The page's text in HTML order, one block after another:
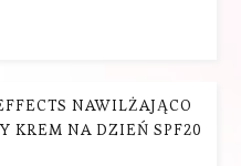
NAWILŻAJĄCO
KREM NA DZIEŃ SPF20